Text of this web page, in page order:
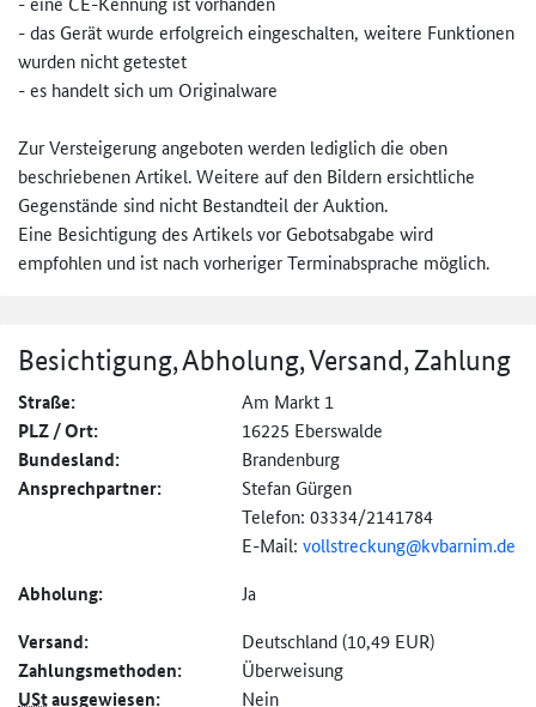
- das Gerät wurde erfolgreich eingeschalten, weitere Funktionen
wurden nicht getestet
- es handelt sich um Originalware
Zur Versteigerung angeboten werden lediglich die oben
beschriebenen Artikel. Weitere auf den Bildern ersichtliche
Gegenstände sind nicht Bestandteil der Auktion.
Eine Besichtigung des Artikels vor Gebotsabgabe wird
empfohlen und ist nach vorheriger Terminabsprache möglich.
Besichtigung, Abholung, Versand, Zahlung
Straße: Am Markt 1
PLZ / Ort: 16225 Eberswalde
Bundesland: Brandenburg
Ansprechpartner:
Stefan Gürgen
Telefon: 03334/2141784
E-Mail: vollstreckung@kvbarnim.de
Abholung: Ja
Versand: Deutschland (10,49 EUR)
Zahlungs­methoden: Überweisung
UStausgewiesen: Nein